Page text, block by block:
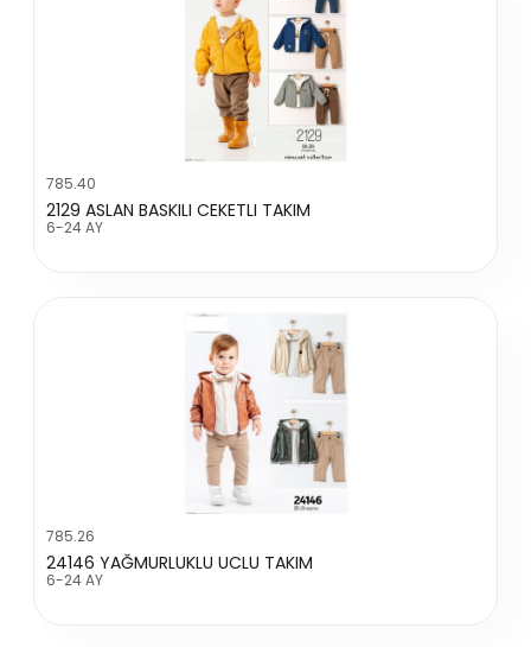
785.40
2129 ASLAN BASKILI CEKETLI TAKIM
6-24 AY
785.26
24146 YAĞMURLUKLU UCLU TAKIM
6-24 AY